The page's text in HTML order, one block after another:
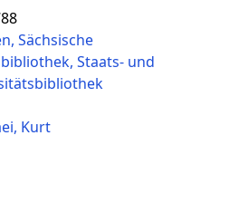
Sächsische
Staats- und
Kurt